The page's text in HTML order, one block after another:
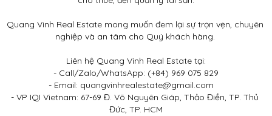
Quang Vinh Real Estate mong muốn đem lại sự trọn vẹn, chuyên
nghiệp và an tâm cho Quý khách hàng.
Liên hệ Quang Vinh Real Estate tại:
- Call/Zalo/WhatsApp: (+84) 969 075 829
- Email: quangvinhrealestate@gmail.com
- VP IQI Vietnam: 67-69 Đ. Võ Nguyên Giáp, Thảo Điền, TP. Thủ
Đức, TP. HCM